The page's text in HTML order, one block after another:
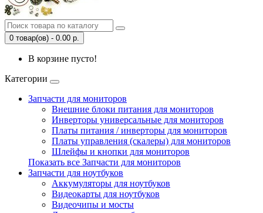
0 товар(ов) - 0.00 р.
В корзине пусто!
Категории
Запчасти для мониторов
Внешние блоки питания для мониторов
Инверторы универсальные для мониторов
Платы питания / инверторы для мониторов
Платы управления (скалеры) для мониторов
Шлейфы и кнопки для мониторов
Показать все Запчасти для мониторов
Запчасти для ноутбуков
Аккумуляторы для ноутбуков
Видеокарты для ноутбуков
Видеочипы и мосты